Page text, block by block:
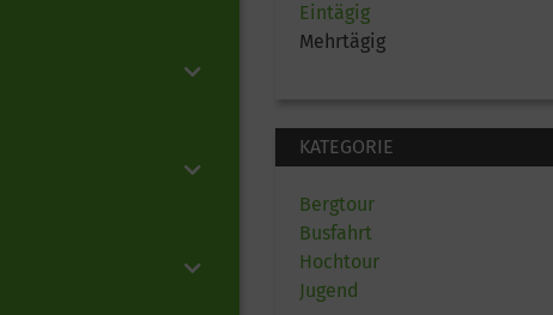
Eintägig
Mehrtägig
KATEGORIE
Bergtour
Busfahrt
Hochtour
Jugend